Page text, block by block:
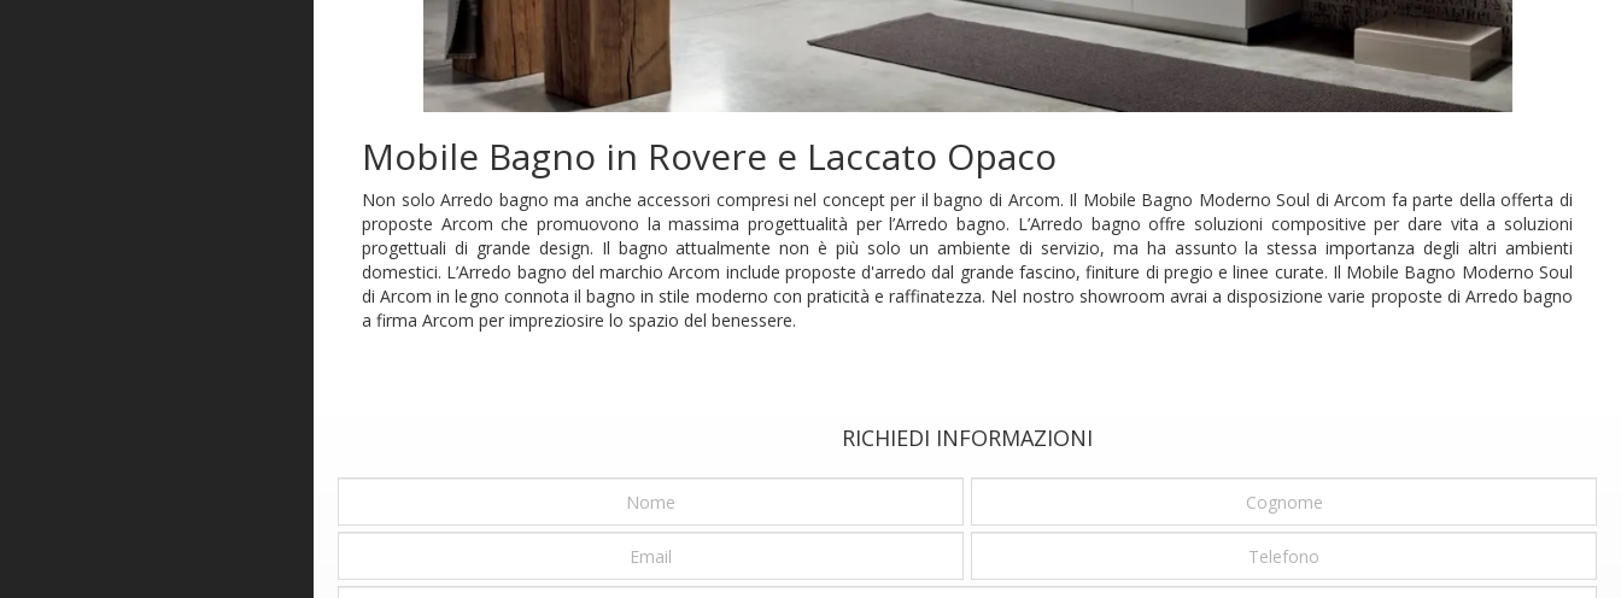
Mobile Bagno in Rovere e Laccato Opaco
Non solo Arredo bagno ma anche accessori compresi nel concept per il bagno di Arcom. Il Mobile Bagno Moderno Soul di Arcom fa parte della offerta di
proposte Arcom che promuovono la massima progettualità per l’Arredo bagno. L’Arredo bagno offre soluzioni compositive per dare vita a soluzioni
progettuali di grande design. Il bagno attualmente non è più solo un ambiente di servizio, ma ha assunto la stessa importanza degli altri ambienti
domestici. L’Arredo bagno del marchio Arcom include proposte d'arredo dal grande fascino, finiture di pregio e linee curate. Il Mobile Bagno Moderno Soul
di Arcom in legno connota il bagno in stile moderno con praticità e raffinatezza. Nel nostro showroom avrai a disposizione varie proposte di Arredo bagno
a firma Arcom per impreziosire lo spazio del benessere.
RICHIEDI INFORMAZIONI